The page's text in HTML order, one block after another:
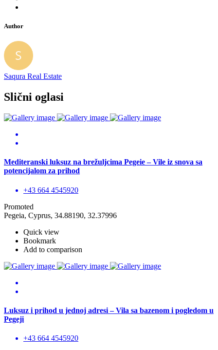
Author
Saqura Real Estate
Slični oglasi
Mediteranski luksuz na brežuljcima Pegeie – Vile iz snova sa
potencijalom za prihod
+43 664 4545920
Promoted
Pegeia, Cyprus, 34.88190, 32.37996
Quick view
Bookmark
Add to comparison
Luksuz i prihod u jednoj adresi – Vila sa bazenom i pogledom u
Pegeji
+43 664 4545920